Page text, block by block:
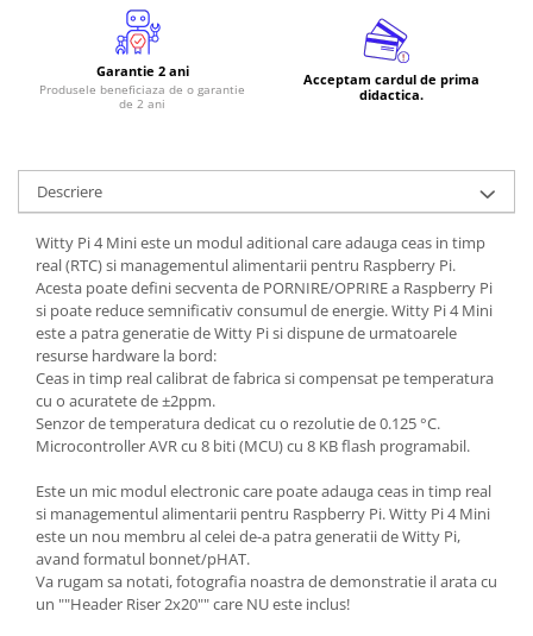
Breadboard
Conectori
Cutii
Sticker
Componente
Butoane, Tastaturi
Condensatoare
Generale
LED
Microcontrollere AVR
PCB - Placute Circuit
Rezistoare
Creion 3D 3Doodler
Imprimante 3D
Garantie 2 ani
Produsele beneficiaza de o garantie
de 2 ani
Acceptam cardul de prima
didactica.
Descriere
Witty Pi 4 Mini este un modul aditional care adauga ceas in timp
real (RTC) si managementul alimentarii pentru Raspberry Pi.
Acesta poate defini secventa de PORNIRE/OPRIRE a Raspberry Pi
si poate reduce semnificativ consumul de energie. Witty Pi 4 Mini
este a patra generatie de Witty Pi si dispune de urmatoarele
resurse hardware la bord:
Ceas in timp real calibrat de fabrica si compensat pe temperatura
cu o acuratete de ±2ppm.
Senzor de temperatura dedicat cu o rezolutie de 0.125 °C.
Microcontroller AVR cu 8 biti (MCU) cu 8 KB flash programabil.
Este un mic modul electronic care poate adauga ceas in timp real
si managementul alimentarii pentru Raspberry Pi. Witty Pi 4 Mini
este un nou membru al celei de-a patra generatii de Witty Pi,
avand formatul bonnet/pHAT.
Va rugam sa notati, fotografia noastra de demonstratie il arata cu
un ""Header Riser 2x20"" care NU este inclus!